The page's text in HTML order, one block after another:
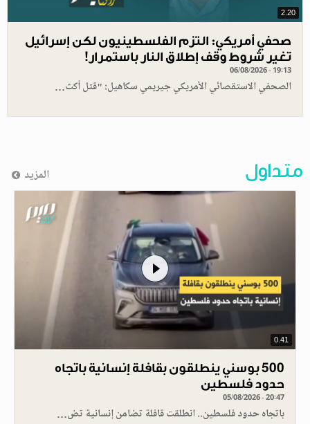
2.20
صحفي أمريكي: التزم الفلسطينيون لكن إسرائيل
تغير شروط وقف إطلاق النار باستمرار!
06/08/2026 - 19:13
الصحفي الاستقصائي الأمريكي جيريمي سكاهيل: "قتل أكث…
متداول المزيد
0.41
500 بوسني ينطلقون بقافلة إنسانية باتجاه
حدود فلسطين
05/08/2026 - 20:47
باتجاه حدود فلسطين.. انطلقت قافلة تضامن إنسانية تض…